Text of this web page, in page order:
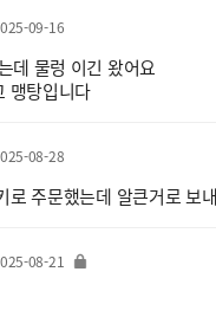
09-16
데 물렁 이긴 왔어요
맹탕입니다
08-28
로 주문했는데 알큰거로 보
08-21